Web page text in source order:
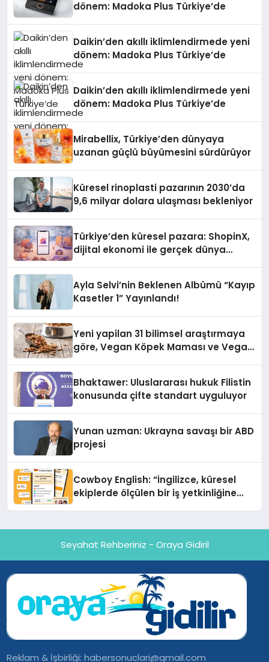
dönem: Madoka Plus Türkiye’de
Daikin’den akıllı iklimlendirmede yeni
dönem: Madoka Plus Türkiye’de
Daikin’den akıllı iklimlendirmede yeni
dönem: Madoka Plus Türkiye’de
Mirabellix, Türkiye’den dünyaya
uzanan güçlü büyümesini sürdürüyor
Küresel rinoplasti pazarının 2030’da
9,6 milyar dolara ulaşması bekleniyor
Türkiye’den küresel pazara: ShopinX,
dijital ekonomi ile gerçek dünya
Ayla Selvi’nin Beklenen Albümü “Kayıp
Kasetler 1” Yayınlandı!
Yeni yapilan 31 bilimsel araştırmaya
göre, Vegan Köpek Maması ve Vegan
Bhaktawer: Uluslararası hukuk Filistin
konusunda çifte standart uyguluyor
Yunan uzman: Ukrayna savaşı bir ABD
projesi
Cowboy English: “İngilizce, küresel
ekiplerde ölçülen bir iş yetkinliğine
Seyahat Rehberiniz - Oraya Gidiril
Reklam & İşbirliği:habersonuclari@gmail.com